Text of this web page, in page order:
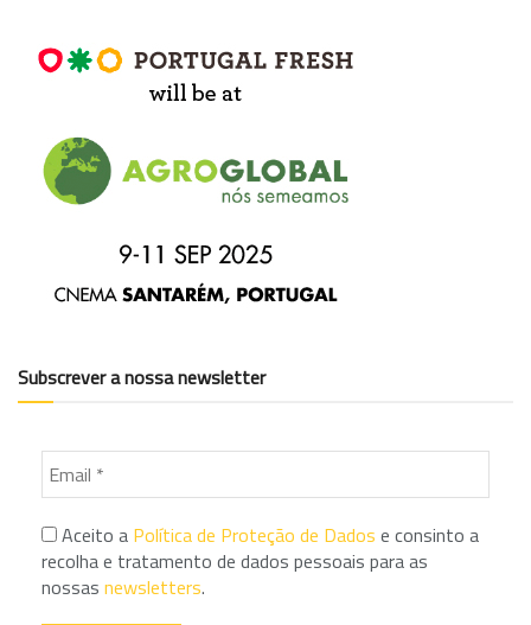
Subscrever a nossa newsletter
Aceito a Política de Proteção de Dados e consinto a
recolha e tratamento de dados pessoais para as
nossas newsletters.